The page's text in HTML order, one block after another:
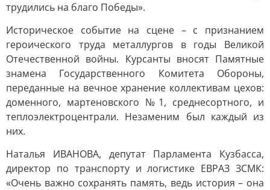
трудились на благо Победы».
Историческое событие на сцене – с признанием
героического труда металлургов в годы Великой
Отечественной войны. Курсанты вносят Памятные
знамена Государственного Комитета Обороны,
переданные на вечное хранение коллективам цехов:
доменного, мартеновского №1, среднесортного, и
теплоэлектроцентрали. Незаменим был каждый из
них.
Наталья ИВАНОВА, депутат Парламента Кузбасса,
директор по транспорту и логистике ЕВРАЗ ЗСМК:
«Очень важно сохранять память, ведь история – она